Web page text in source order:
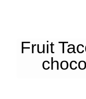
Fruit